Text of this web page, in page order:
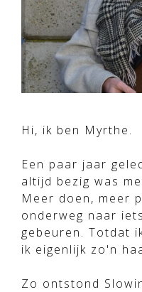
Hi, ik ben Myrthe.
Een paar jaar
altijd bezig was
Meer doen, meer
onderweg naar
gebeuren. Totdat
ik eigenlijk zo'n
Zo ontstond